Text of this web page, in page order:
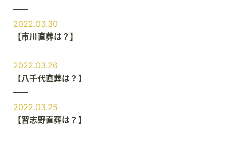
2022.03.30
【市川直葬は？】
2022.03.26
【八千代直葬は？】
2022.03.25
【習志野直葬は？】